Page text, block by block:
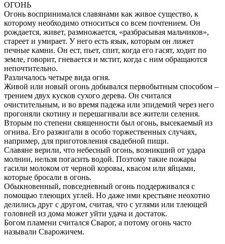
ОГОНЬ
Огонь воспринимался славянами как живое существо, к
которому необходимо относиться со всем почтением. Он
рождается, живет, размножается, «разбрасывая мальчиков»,
стареет и умирает. У него есть язык, которым он лижет
печные камни. Он ест, пьет, спит, когда его гасят, ходит по
земле, говорит, гневается и мстит, когда с ним обращаются
непочтительно.
Различалось четыре вида огня.
Живой или новый огонь добывался первобытным способом –
трением двух кусков сухого дерева. Он считался
очистительным, и во время падежа или эпидемий через него
прогоняли скотину и перешагивали все жители селения.
Вторым по степени священности был огонь, высекаемый из
огнива. Его разжигали в особо торжественных случаях,
например, для приготовления свадебной пищи.
Славяне верили, что небесный огонь, возникший от удара
молнии, нельзя погасить водой. Поэтому такие пожары
гасили молоком от черной коровы, квасом или яйцами,
которые бросали в огонь.
Обыкновенный, повседневный огонь поддерживался с
помощью тлеющих углей. Но даже ими крестьяне неохотно
делились друг с другом, считая, что с углями или тлеющей
головней из дома может уйти удача и достаток.
Богом пламени считался Сварог, а потому огонь часто
называли Сварожичем.